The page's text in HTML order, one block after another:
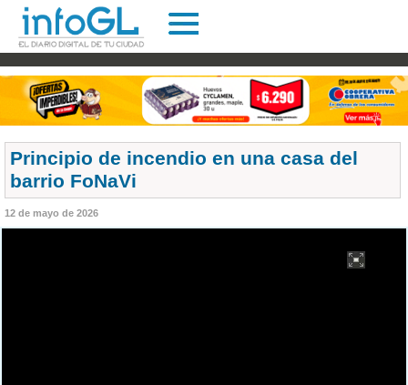
Principio de incendio en una casa del
barrio FoNaVi
12 de mayo de 2026